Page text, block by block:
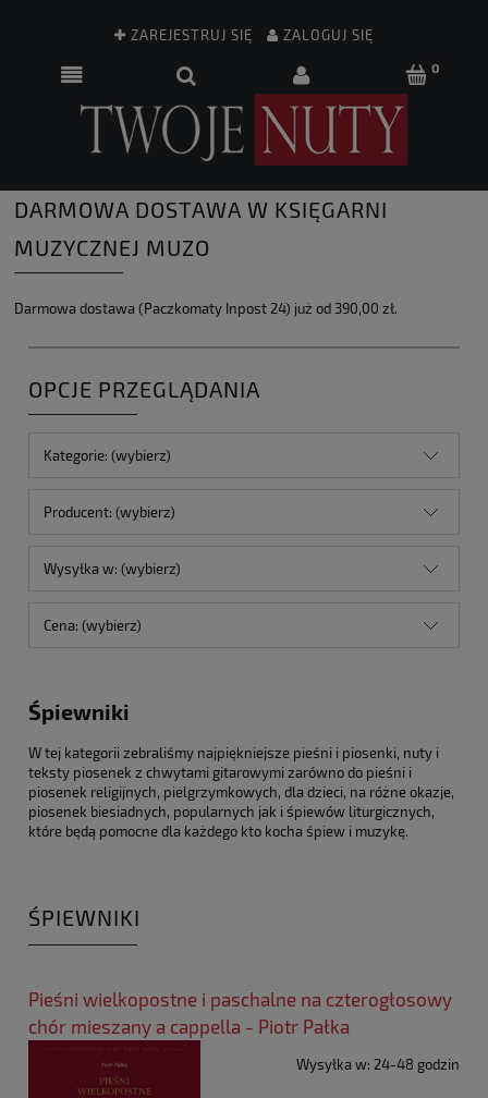
ZAREJESTRUJ SIĘ ZALOGUJ SIĘ
DARMOWA DOSTAWA W KSIĘGARNI
MUZYCZNEJ MUZO
Darmowa dostawa (Paczkomaty Inpost 24) już od 390,00 zł.
OPCJE PRZEGLĄDANIA
Kategorie: (wybierz)
Producent: (wybierz)
Wysyłka w: (wybierz)
Cena: (wybierz)
Śpiewniki
W tej kategorii zebraliśmy najpiękniejsze pieśni i piosenki, nuty i
teksty piosenek z chwytami gitarowymi zarówno do pieśni i
piosenek religijnych, pielgrzymkowych, dla dzieci, na różne okazje,
piosenek biesiadnych, popularnych jak i śpiewów liturgicznych,
które będą pomocne dla każdego kto kocha śpiew i muzykę.
ŚPIEWNIKI
Pieśni wielkopostne i paschalne na czterogłosowy
chór mieszany a cappella - Piotr Pałka
Wysyłka w: 24-48 godzin